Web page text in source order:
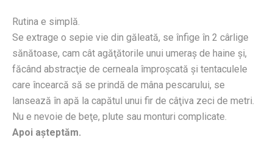
Rutina e simplă.
Se extrage o sepie vie din găleată, se înfige în 2 cârlige
sănătoase, cam cât agăţătorile unui umeraş de haine şi,
făcând abstracţie de cerneala împroşcată şi tentaculele
care încearcă să se prindă de mâna pescarului, se
lansează în apă la capătul unui fir de câţiva zeci de metri.
Nu e nevoie de beţe, plute sau monturi complicate.
Apoi aşteptăm.